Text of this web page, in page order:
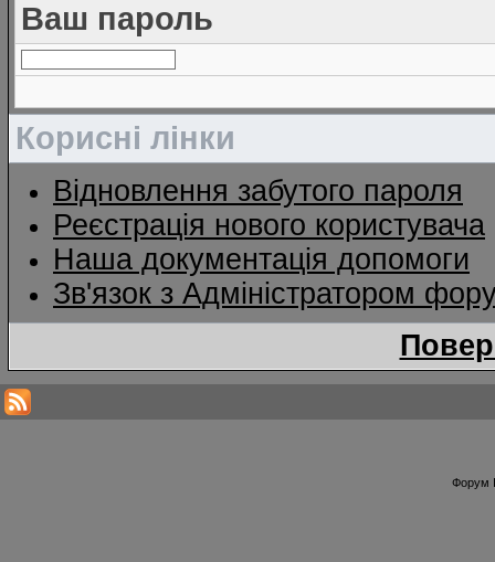
Ваш пароль
Корисні лінки
Відновлення забутого пароля
Реєстрація нового користувача
Наша документація допомоги
Зв'язок з Адміністратором
Форум